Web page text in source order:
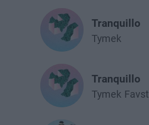
Tranquillo
Tymek
Tranquillo
Tymek Favst